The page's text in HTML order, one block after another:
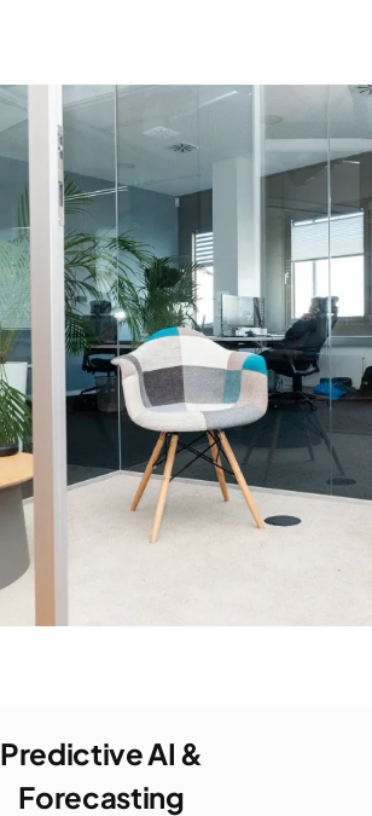
Predictive AI &
Forecasting